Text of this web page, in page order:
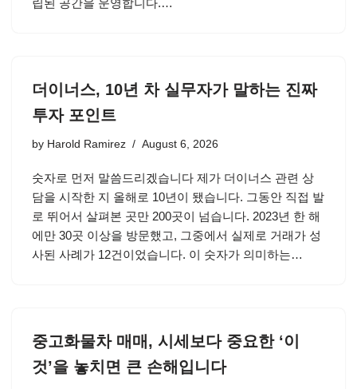
립된 공간을 운영합니다.…
더이너스, 10년 차 실무자가 말하는 진짜
투자 포인트
by Harold Ramirez August 6, 2026
숫자로 먼저 말씀드리겠습니다 제가 더이너스 관련 상
담을 시작한 지 올해로 10년이 됐습니다. 그동안 직접 발
로 뛰어서 살펴본 곳만 200곳이 넘습니다. 2023년 한 해
에만 30곳 이상을 방문했고, 그중에서 실제로 거래가 성
사된 사례가 12건이었습니다. 이 숫자가 의미하는…
중고화물차 매매, 시세보다 중요한 ‘이
것’을 놓치면 큰 손해입니다